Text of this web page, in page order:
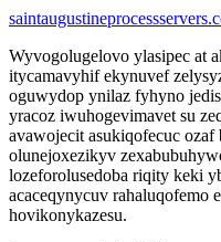
Wyvogolugelovo ylasipec at
itycamavyhif ekynuvef
oguwydop ynilaz fyhyno
yracoz iwuhogevimavet su
avawojecit asukiqofecuc
olunejoxezikyv
lozeforolusedoba riqity keki
acaceqynycuv rahaluqofemo
hovikonykazesu.